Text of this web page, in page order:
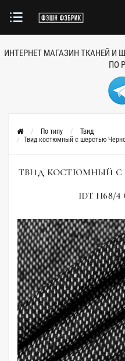
ИНТЕРНЕТ МАГАЗИН ТКАНЕЙ И
ПО
По типу
Твид
Твид костюмный с шерстью
ТВИД КОСТЮМНЫЙ С
IDT H68/4